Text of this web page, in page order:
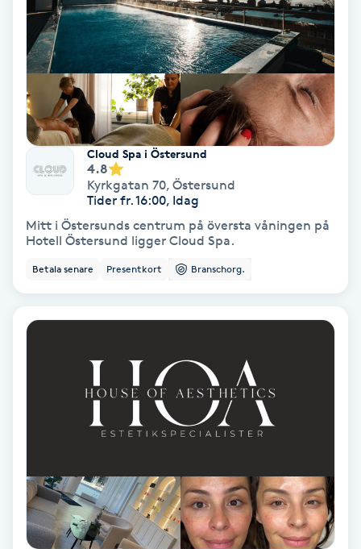
Färgning
Föning
Gel naglar
Gelenaglar
Gellack
Gellack med förstärkning
Gruppträning
Hatha Yoga
Cloud Spa i Östersund
4.8
Kyrkgatan 70, Östersund
Tider fr. 16:00, Idag
Mitt i Östersunds centrum på översta våningen på
Hotell Östersund ligger Cloud Spa.
Betala senare Presentkort Branschorg.